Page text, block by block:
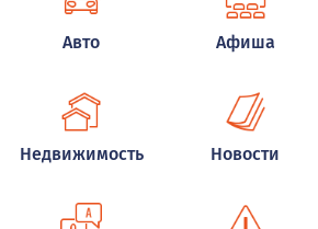
Авто Афиша
Недвижимость Новости